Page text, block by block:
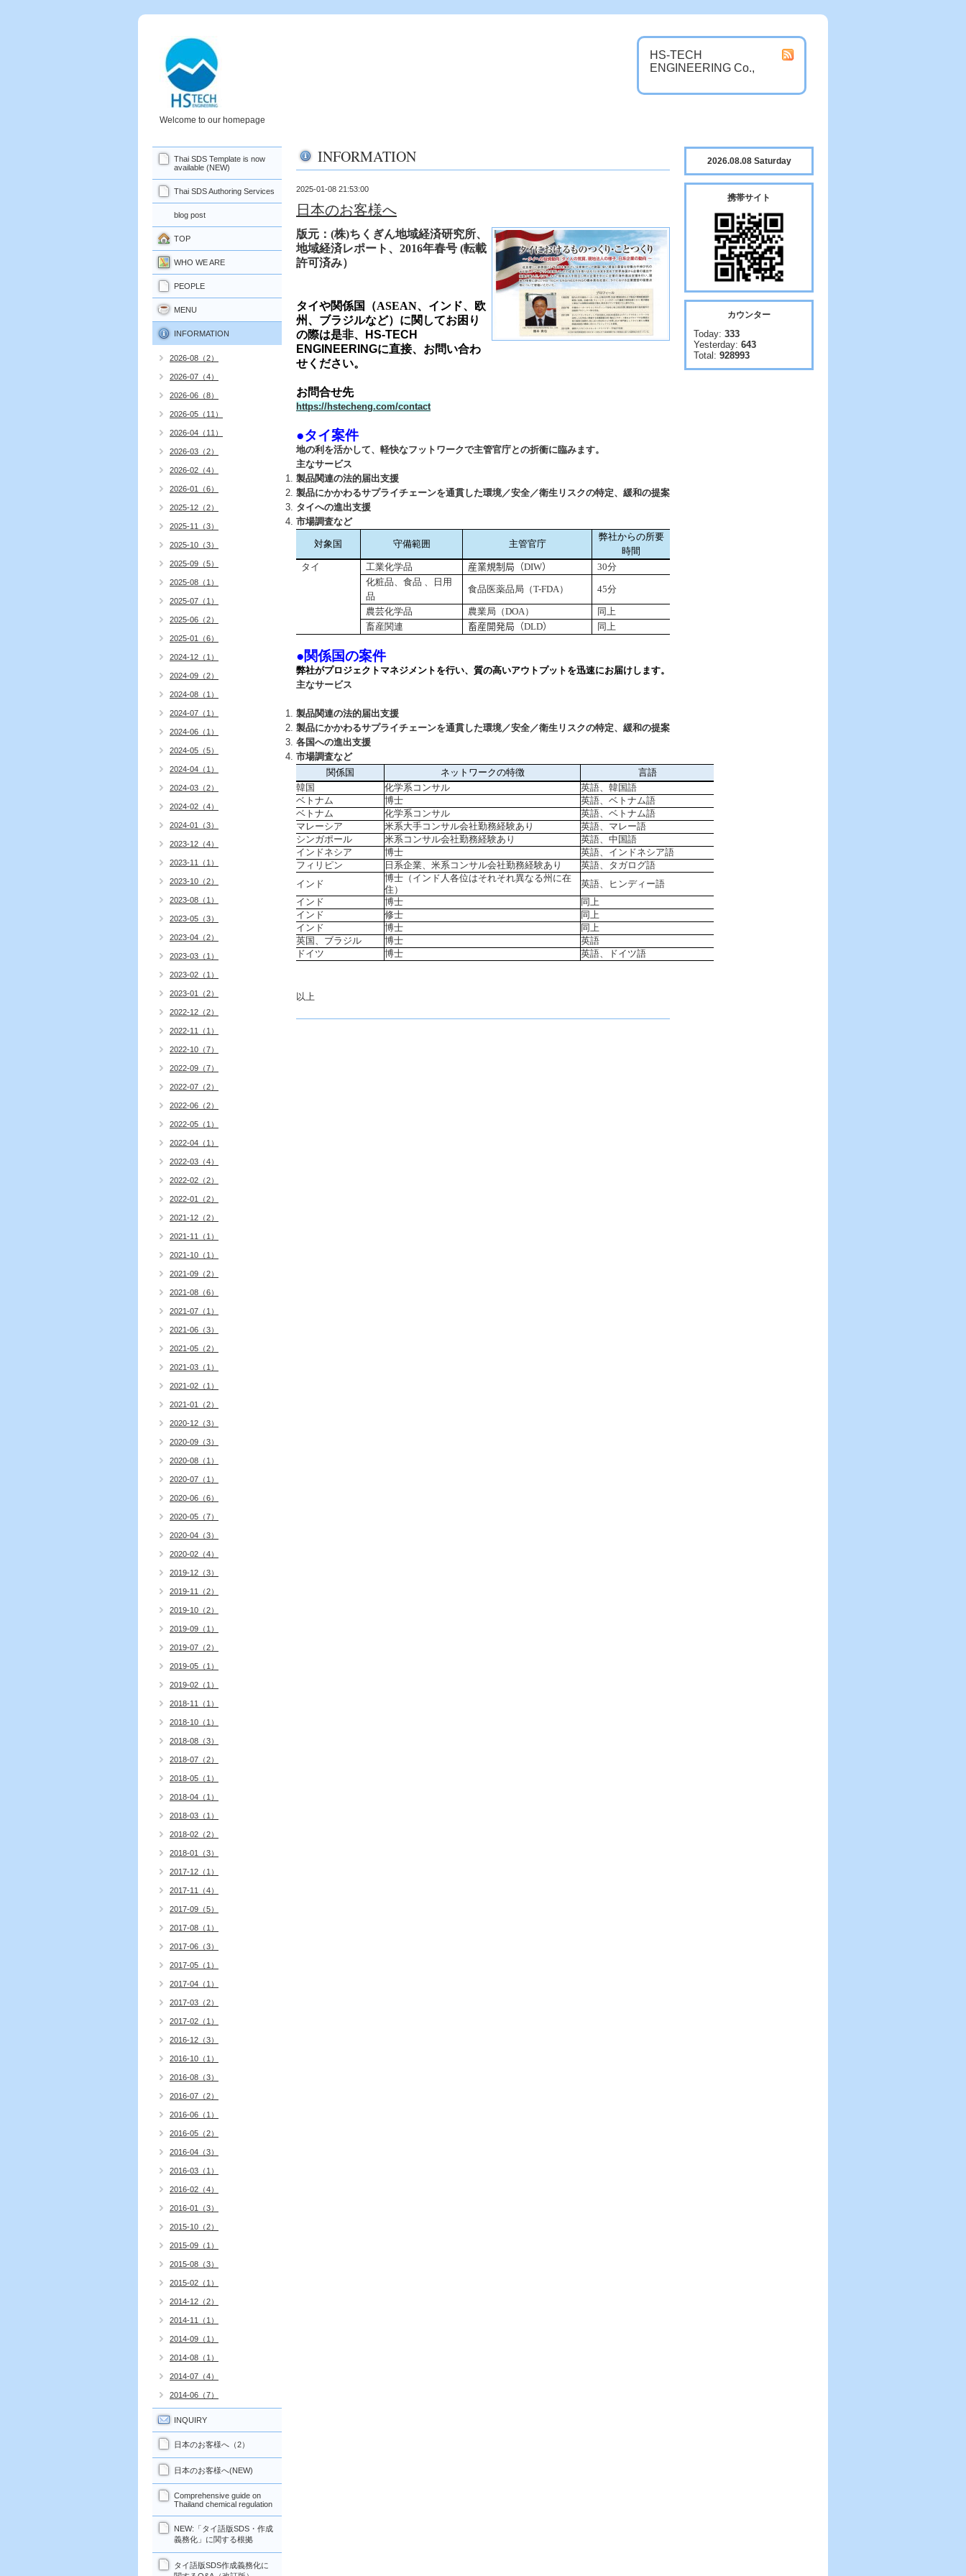
HS-TECH
ENGINEERING Co.,
Welcome to our homepage
INFORMATION
2025-01-08 21:53:00
日本のお客様へ
版元：(株)ちくぎん地域経済研究所、
地域経済レポート、 2016年春号 (転載
許可済み）
タイや関係国（ASEAN、インド、欧
州、ブラジルなど）に関してお困り
の際は是非、
HS-TECH
ENGINEERINGに直接、お問い合わ
せください。
お問合せ先
https://hstecheng.com/contact
●タイ案件
地の利を活かして、軽快なフットワークで主管官庁との折衝に臨みます。
主なサービス
製品関連の法的届出支援
製品にかかわるサプライチェーンを通貫した環境／安全／衛生リスクの特定、緩和の提案
タイへの進出支援
市場調査など
対象国 守備範囲 主管官庁
弊社からの所要
時間
タイ
工業化学品 産業規制局（DIW） 30分
化粧品、食品 、日用
品
食品医薬品局（T-FDA） 45分
農芸化学品 農業局（DOA）
同上
畜産関連
畜産開発局（DLD） 同上
●関係国の案件
弊社がプロジェクトマネジメントを行い、質の高いアウトプットを迅速にお届けします。
主なサービス
製品関連の法的届出支援
製品にかかわるサプライチェーンを通貫した環境／安全／衛生リスクの特定、緩和の提案
各国への進出支援
市場調査など
関係国
ネットワークの特徴
言語
韓国
化学系コンサル
英語、韓国語
ベトナム
博士
英語、ベトナム語
ベトナム
化学系コンサル
英語、ベトナム語
マレーシア
米系大手コンサル会社勤務経験あり
英語、マレー語
シンガポール
米系コンサル会社勤務経験あり
英語、中国語
インドネシア
博士
英語、インドネシア語
フィリピン
日系企業、米系コンサル会社勤務経験あり
英語、タガログ語
インド
博士（インド人各位はそれそれ異なる州に在
住）
英語、ヒンディー語
インド
博士
同上
インド
修士
同上
インド
博士
同上
英国、ブラジル
博士
英語
ドイツ
博士 英語、ドイツ語
以上
Thai SDS Template is now
available (NEW)
Thai SDS Authoring Services
blog post
TOP
WHO WE ARE
PEOPLE
MENU
INFORMATION
2026-08（2）
2026-07（4）
2026-06（8）
2026-05（11）
2026-04（11）
2026-03（2）
2026-02（4）
2026-01（6）
2025-12（2）
2025-11（3）
2025-10（3）
2025-09（5）
2025-08（1）
2025-07（1）
2025-06（2）
2025-01（6）
2024-12（1）
2024-09（2）
2024-08（1）
2024-07（1）
2024-06（1）
2024-05（5）
2024-04（1）
2024-03（2）
2024-02（4）
2024-01（3）
2023-12（4）
2023-11（1）
2023-10（2）
2023-08（1）
2023-05（3）
2023-04（2）
2023-03（1）
2023-02（1）
2023-01（2）
2022-12（2）
2022-11（1）
2022-10（7）
2022-09（7）
2022-07（2）
2022-06（2）
2022-05（1）
2022-04（1）
2022-03（4）
2022-02（2）
2022-01（2）
2021-12（2）
2021-11（1）
2021-10（1）
2021-09（2）
2021-08（6）
2021-07（1）
2021-06（3）
2021-05（2）
2021-03（1）
2021-02（1）
2021-01（2）
2020-12（3）
2020-09（3）
2020-08（1）
2020-07（1）
2020-06（6）
2020-05（7）
2020-04（3）
2020-02（4）
2019-12（3）
2019-11（2）
2019-10（2）
2019-09（1）
2019-07（2）
2019-05（1）
2019-02（1）
2018-11（1）
2018-10（1）
2018-08（3）
2018-07（2）
2018-05（1）
2018-04（1）
2018-03（1）
2018-02（2）
2018-01（3）
2017-12（1）
2017-11（4）
2017-09（5）
2017-08（1）
2017-06（3）
2017-05（1）
2017-04（1）
2017-03（2）
2017-02（1）
2016-12（3）
2016-10（1）
2016-08（3）
2016-07（2）
2016-06（1）
2016-05（2）
2016-04（3）
2016-03（1）
2016-02（4）
2016-01（3）
2015-10（2）
2015-09（1）
2015-08（3）
2015-02（1）
2014-12（2）
2014-11（1）
2014-09（1）
2014-08（1）
2014-07（4）
2014-06（7）
INQUIRY
日本のお客様へ（2）
日本のお客様へ(NEW)
Comprehensive guide on
Thailand chemical regulation
NEW:「タイ語版SDS・作成
義務化」に関する根拠
タイ語版SDS作成義務化に
2026.08.08 Saturday
携帯サイト
カウンター
Today: 333
Yesterday: 643
Total: 928993